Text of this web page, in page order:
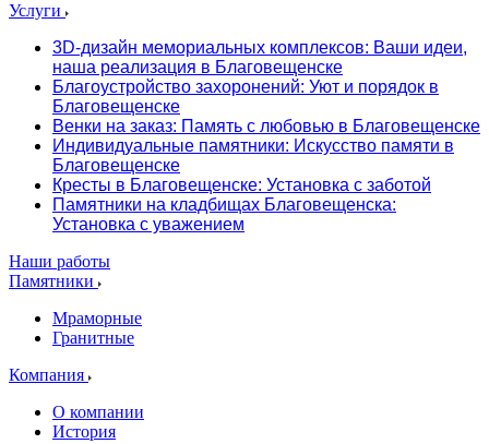
Услуги
3D-дизайн мемориальных комплексов: Ваши идеи,
наша реализация в Благовещенске
Благоустройство захоронений: Уют и порядок в
Благовещенске
Венки на заказ: Память с любовью в Благовещенске
Индивидуальные памятники: Искусство памяти в
Благовещенске
Кресты в Благовещенске: Установка с заботой
Памятники на кладбищах Благовещенска:
Установка с уважением
Наши работы
Памятники
Мраморные
Гранитные
Компания
О компании
История